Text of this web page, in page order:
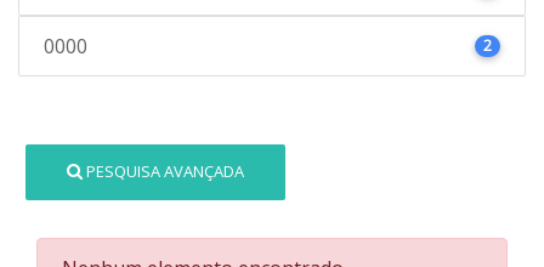
0000 2
PESQUISA AVANÇADA